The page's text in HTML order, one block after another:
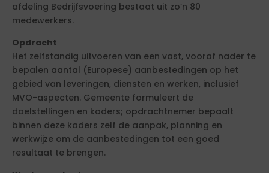
afdeling Bedrijfsvoering bestaat uit zo’n 80
medewerkers.
Opdracht
Het zelfstandig uitvoeren van een vast, vooraf nader te
bepalen aantal (Europese) aanbestedingen op het
gebied van leveringen, diensten en werken, inclusief
MVO-aspecten. Gemeente formuleert de
doelstellingen en kaders; opdrachtnemer bepaalt
binnen deze kaders zelf de aanpak, planning en
werkwijze om de aanbestedingen tot een goed
resultaat te brengen.